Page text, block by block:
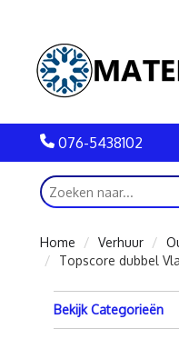
076-5438102
Home
Verhuur
Topscore dubbel
Bekijk Categorieën